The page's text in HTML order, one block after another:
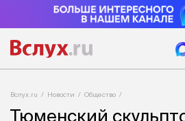
Вслух.ru Новости Общество
Тюменский